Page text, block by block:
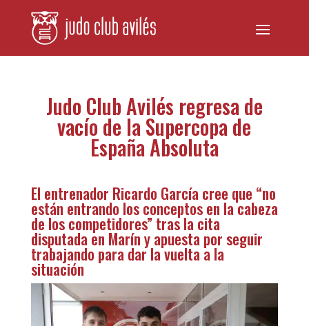
Judo Club Avilés regresa de
vacío de la Supercopa de
España Absoluta
El entrenador Ricardo García cree que “no
están entrando los conceptos en la cabeza
de los competidores” tras la cita
disputada en Marín y apuesta por seguir
trabajando para dar la vuelta a la
situación